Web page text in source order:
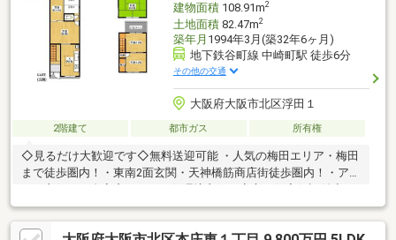
建物面積108.91m2
土地面積82.47m2
築年月 1994年3月(築32年6ヶ月)
地下鉄谷町線 中崎町駅 徒歩6分
その他の交通
大阪府大阪市北区浮田１
2階建て 都市ガス 所有権
◇見るだけ大歓迎です◇無料送迎可能 ・人気の梅田エリア・梅田
まで徒歩圏内！・東南2面玄関・天神橋筋商店街徒歩圏内！・アク
スポンスは迅速に◇交渉は全力です◆‐多忙なお客様の「面倒だ
な」をフルサポート致します‐◆「とりあえず見たい」「他社でロ